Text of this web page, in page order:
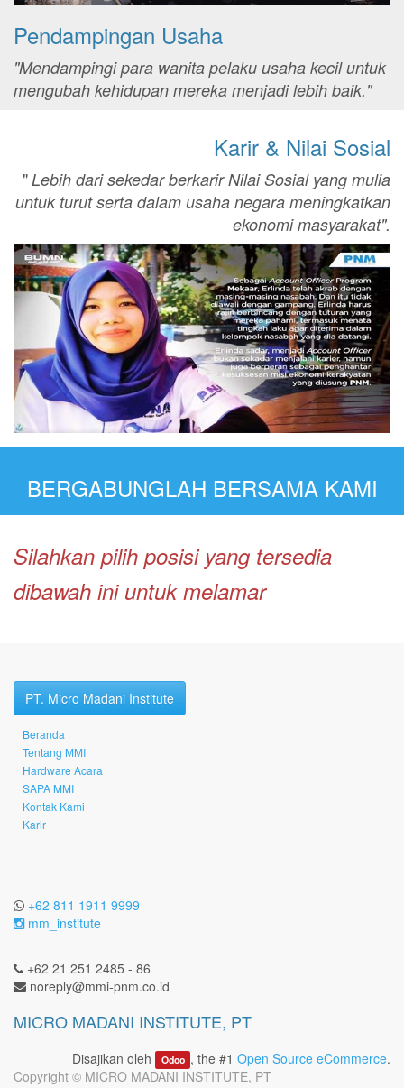
Pendampingan Usaha
"Mendampingi para wanita pelaku usaha kecil untuk
mengubah kehidupan mereka menjadi lebih baik."
Karir & Nilai Sosial
"Lebih dari sekedar berkarir Nilai Sosial yang mulia
untuk turut serta dalam usaha negara meningkatkan
ekonomi masyarakat".
BERGABUNGLAH BERSAMA KAMI
Silahkan pilih posisi yang tersedia
dibawah ini untuk melamar
PT. Micro Madani Institute
Beranda
Tentang MMI
Hardware Acara
SAPA MMI
Kontak Kami
Karir
+62 811 1911 9999
mm_institute
+62 21 251 2485 - 86
noreply@mmi-pnm.co.id
MICRO MADANI INSTITUTE, PT
Disajikan oleh Odoo , the #1 Open Source eCommerce.
Copyright © MICRO MADANI INSTITUTE, PT